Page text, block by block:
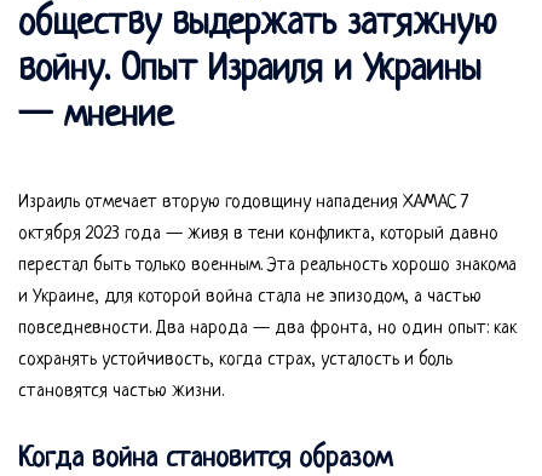
обществу выдержать затяжную
войну. Опыт Израиля и Украины
— мнение
Израиль отмечает вторую годовщину нападения ХАМАС 7
октября 2023 года — живя в тени конфликта, который давно
перестал быть только военным. Эта реальность хорошо знакома
и Украине, для которой война стала не эпизодом, а частью
повседневности. Два народа — два фронта, но один опыт: как
сохранять устойчивость, когда страх, усталость и боль
становятся частью жизни.
Когда война становится образом